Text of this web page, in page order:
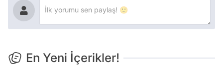
En Yeni İçerikler!